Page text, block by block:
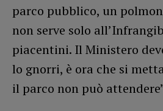
parco pubblico, un
non serve solo
piacentini. Il Ministero
lo gnorri, è ora che si
il parco non può